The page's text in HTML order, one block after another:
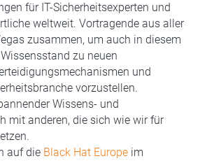
für IT-Sicherheitsexperten und
weltweit. Vortragende aus aller
zusammen, um auch in diesem
zu neuen
und
vorzustellen.
Wissens- und
mit anderen, die sich wie wir für
auf die Black Hat Europe im